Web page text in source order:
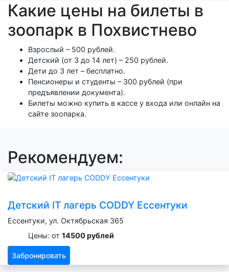
Какие цены на билеты в
зоопарк в Похвистнево
Взрослый – 500 рублей.
Детский (от 3 до 14 лет) – 250 рублей.
Дети до 3 лет – бесплатно.
Пенсионеры и студенты – 300 рублей (при
предъявлении документа).
Билеты можно купить в кассе у входа или онлайн на
сайте зоопарка.
Рекомендуем:
Детский IT лагерь CODDY Ессентуки
Ессентуки, ул. Октябрьская 365
Цены: от 14500 рублей
Забронировать